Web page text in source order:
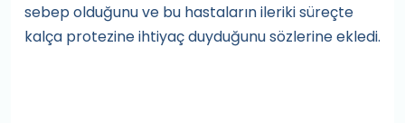
sebep olduğunu ve bu hastaların ileriki süreçte
kalça protezine ihtiyaç duyduğunu sözlerine ekledi.